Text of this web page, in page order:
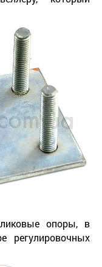
опоры, в
регулировочных